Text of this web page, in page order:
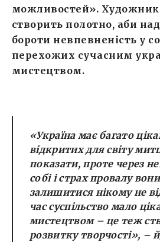
можливостей». Художник
створить полотно, аби
бороти невпевненість у
перехожих сучасним
мистецтвом.
«Україна має багато
відкритих для світу
показати, проте через
собі і страх провалу
залишитися нікому не
час суспільство мало
мистецтвом – це теж
розвитку творчості», –